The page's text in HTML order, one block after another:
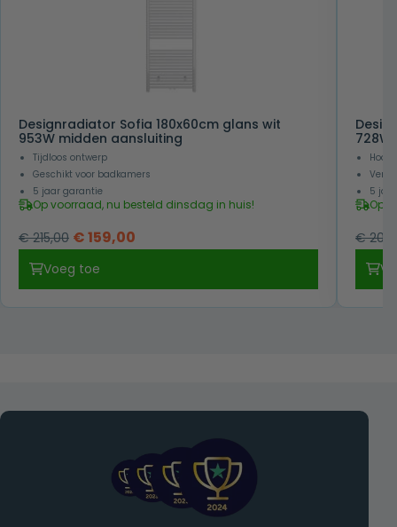
Designradiator Sofia 180x60cm glans wit
953W midden aansluiting
Tijdloos ontwerp
Geschikt voor badkamers
5 jaar garantie
Op voorraad, nu besteld dinsdag in huis!
€215,00 Oorspronkelijke
was:
€ 215,00.
€159,00
€ 159,00.
Voeg toe
5
Op
€